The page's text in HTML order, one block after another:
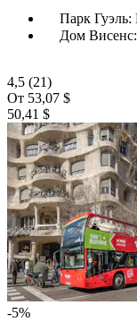
Парк Гуэль:
Дом Висенс:
4,5 (21)
От 53,07 $
50,41 $
-5%